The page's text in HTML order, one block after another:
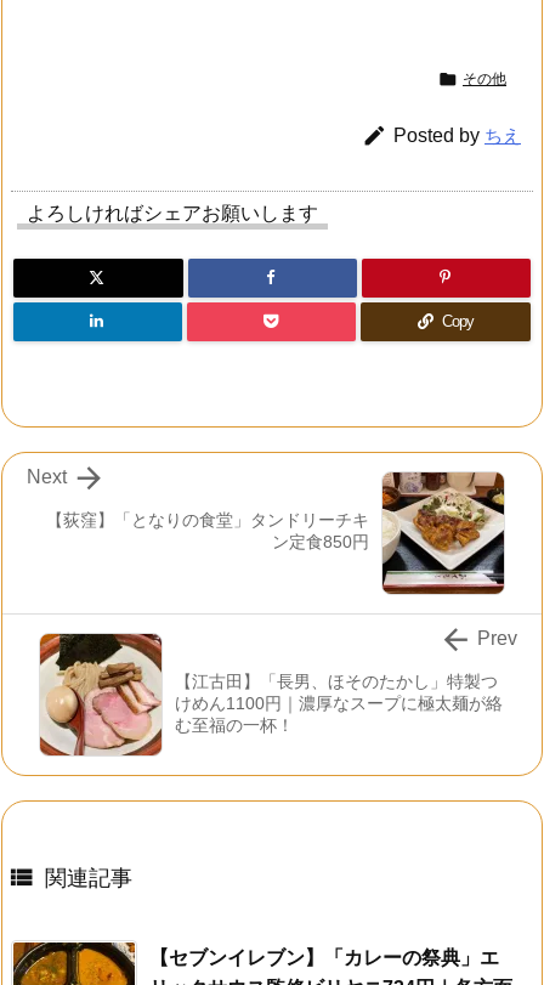
 その他
 Posted by ちえ
よろしければシェアお願いします
Copy
【荻窪】「となりの食堂」タンドリーチキ
ン定食850円

Next
【江古田】「長男、ほそのたかし」特製つ
けめん1100円｜濃厚なスープに極太麺が絡
む至福の一杯！
 Prev
 関連記事
【セブンイレブン】「カレーの祭典」エ